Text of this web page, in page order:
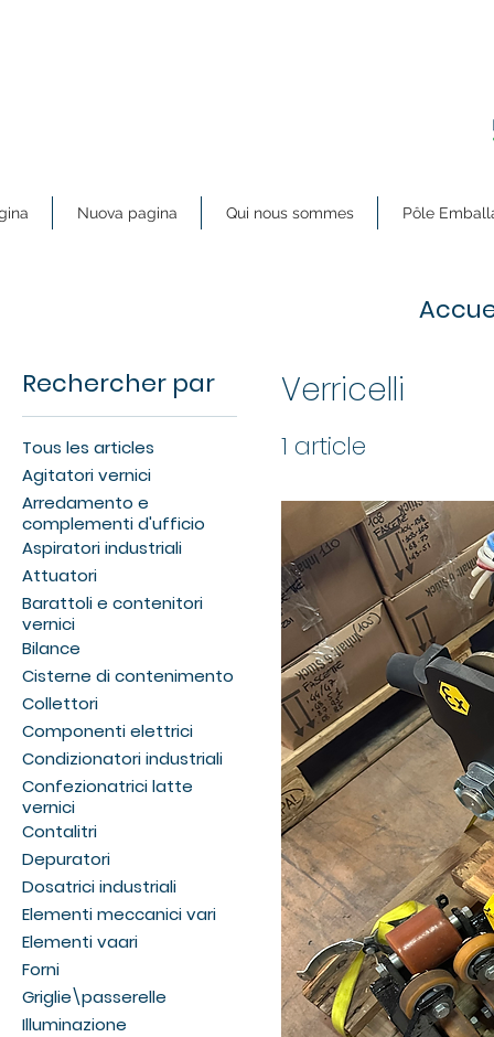
Nuova pagina Qui nous sommes Pôle
Rechercher par
Tous les articles
Agitatori vernici
Arredamento e
complementi d'ufficio
Aspiratori industriali
Attuatori
Barattoli e contenitori
vernici
Bilance
Cisterne di contenimento
Collettori
Componenti elettrici
Condizionatori industriali
Confezionatrici latte
vernici
Contalitri
Depuratori
Dosatrici industriali
Elementi meccanici vari
Elementi vaari
Forni
Griglie\passerelle
Illuminazione
Verricelli
1 article